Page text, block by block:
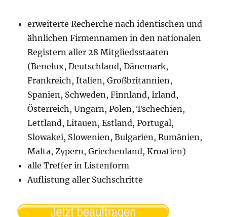
erweiterte Recherche nach identischen und
ähnlichen Firmennamen in den nationalen
Registern aller 28 Mitgliedsstaaten
(Benelux, Deutschland, Dänemark,
Frankreich, Italien, Großbritannien,
Spanien, Schweden, Finnland, Irland,
Österreich, Ungarn, Polen, Tschechien,
Lettland, Litauen, Estland, Portugal,
Slowakei, Slowenien, Bulgarien, Rumänien,
Malta, Zypern, Griechenland, Kroatien)
alle Treffer in Listenform
Auflistung aller Suchschritte